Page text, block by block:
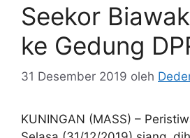
Seekor
ke Gedung
31 Desember 2019 oleh
KUNINGAN (MASS) –